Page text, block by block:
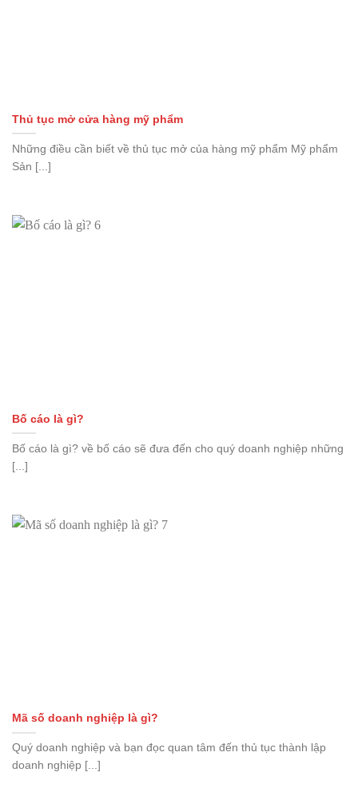
Thủ tục mở cửa hàng mỹ phẩm
Những điều cần biết về thủ tục mở của hàng mỹ phẩm Mỹ phẩm
Sản [...]
Bố cáo là gì?
Bố cáo là gì? về bố cáo sẽ đưa đến cho quý doanh nghiệp những
[...]
Mã số doanh nghiệp là gì?
Quý doanh nghiệp và bạn đọc quan tâm đến thủ tục thành lập
doanh nghiệp [...]